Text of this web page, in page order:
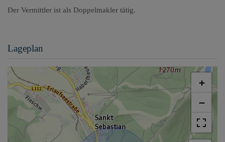
Der Vermittler ist als Doppelmakler tätig.
Lageplan
+
−